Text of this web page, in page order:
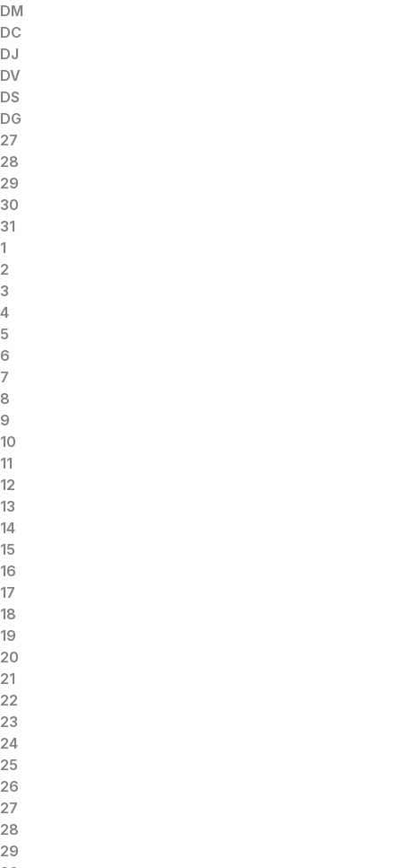
DM
DC
DJ
DV
DS
DG
27
28
29
30
31
1
2
3
4
5
6
7
8
9
10
11
12
13
14
15
16
17
18
19
20
21
22
23
24
25
26
27
28
29